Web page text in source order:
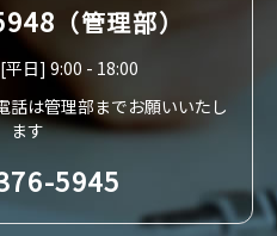
（管理部）
日] 9:00 - 18:00
は管理部までお願いいたし
ます
5945